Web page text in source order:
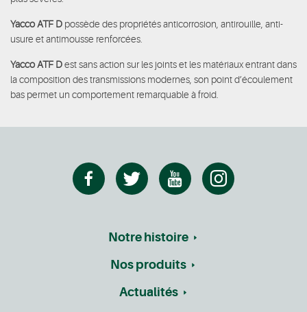
Yacco ATF D possède des propriétés anticorrosion, antirouille, anti-
usure et antimousse renforcées.
Yacco ATF Dest sans action sur les joints et les matériaux entrant dans
la composition des transmissions modernes, son point d’écoulement
bas permet un comportement remarquable à froid.
Notre histoire
Nos produits
Actualités